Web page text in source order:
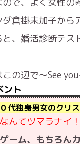
倉掛未加子か
、婚活診断テス
この辺で～See
ント
代独身男女のクリ
んてツマラナイ！
ーム、もちろ